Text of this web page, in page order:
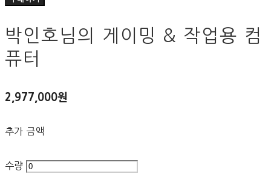
박인호님의 게이밍 & 작업용 컴
퓨터
2,977,000원
추가 금액
수량